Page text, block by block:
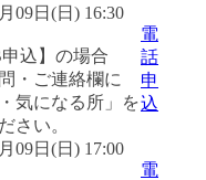
09日(日) 16:30
込】の場合
・ご連絡欄に
気になる所」を
さい。
電
話
申
込
09日(日) 17:00
電